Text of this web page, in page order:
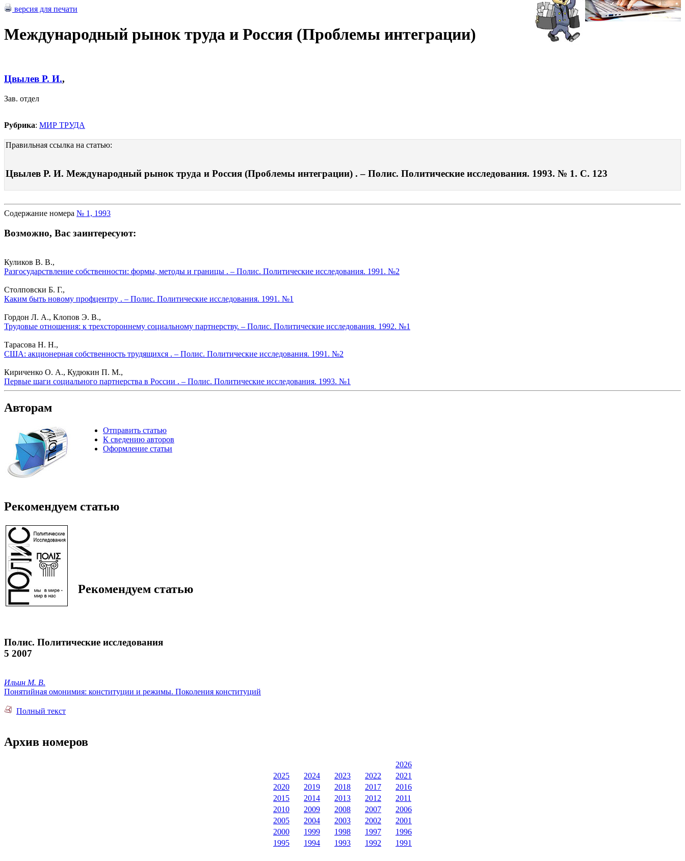
версия для печати
Международный рынок труда и Россия (Проблемы интеграции)
Цвылев Р. И.,
Зав. отдел
Рубрика: МИР ТРУДА
Правильная ссылка на статью:
Цвылев Р. И. Международный рынок труда и Россия (Проблемы интеграции) . – Полис. Политические исследования. 1993. № 1. С. 123
Содержание номера № 1, 1993
Возможно, Вас заинтересуют:
Куликов В. В.,
Разгосударствление собственности: формы, методы и границы . – Полис. Политические исследования. 1991. №2
Столповски Б. Г.,
Каким быть новому профцентру . – Полис. Политические исследования. 1991. №1
Гордон Л. А., Клопов Э. В.,
Трудовые отношения: к трехстороннему социальному партнерству. – Полис. Политические исследования. 1992. №1
Тарасова Н. Н.,
США: акционерная собственность трудящихся . – Полис. Политические исследования. 1991. №2
Кириченко О. А., Кудюкин П. М.,
Первые шаги социального партнерства в России . – Полис. Политические исследования. 1993. №1
Авторам
Отправить статью
К сведению авторов
Оформление статьи
Рекомендуем статью
Рекомендуем статью
Полис. Политические исследования
5 2007
Ильин М. В.
Понятийная омонимия: конституции и режимы. Поколения конституций
Полный текст
Архив номеров
2026
2025
2024 2023 2022
2021
2020
2019 2018 2017
2016
2015
2014 2013 2012
2011
2010
2009 2008 2007
2006
2005
2004 2003 2002
2001
2000
1999 1998 1997
1996
1995
1994 1993 1992 1991